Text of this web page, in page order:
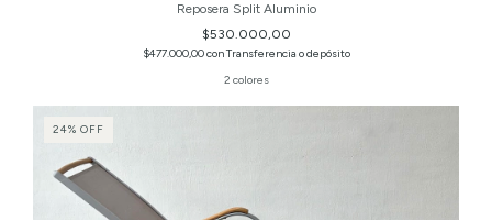
Reposera Split Aluminio
$530.000,00
$477.000,00conTransferencia o depósito
2 colores
24% OFF